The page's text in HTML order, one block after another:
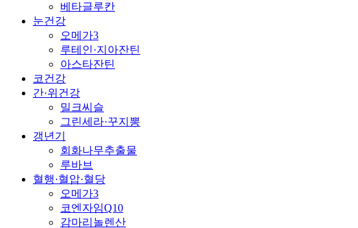
베타글루칸
눈건강
오메가3
루테인·지아잔틴
아스타잔틴
코건강
간·위건강
밀크씨슬
그린세라·꾸지뽕
갱년기
회화나무추출물
루바브
혈행·혈압·혈당
오메가3
코엔자임Q10
감마리놀렌산